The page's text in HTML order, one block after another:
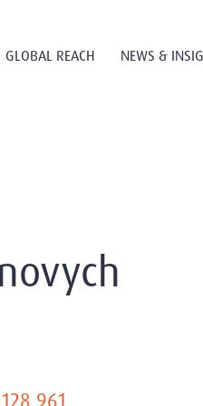
GLOBAL REACH NEWS &